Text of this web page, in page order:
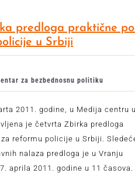
predloga praktične
u Srbiji
za bezbednosnu politiku
2011. godine, u Medija centru
je četvrta Zbirka predloga
reformu policije u Srbiji.
nalaza predloga je u Vranju
aprila 2011. godine u 11 časova.